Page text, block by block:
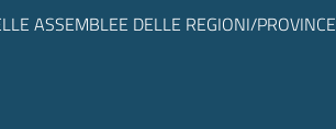
ASSEMBLEE DELLE REGIONI/PROVINCE